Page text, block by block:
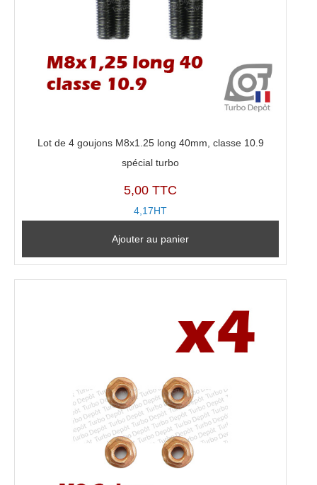
Lot de 4 goujons M8x1.25 long 40mm, classe 10.9
spécial turbo
5,00 TTC
4,17HT
Ajouter au panier